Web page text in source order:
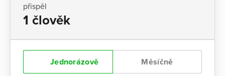
přispěl
1 člověk
Jednorázově Měsíčně